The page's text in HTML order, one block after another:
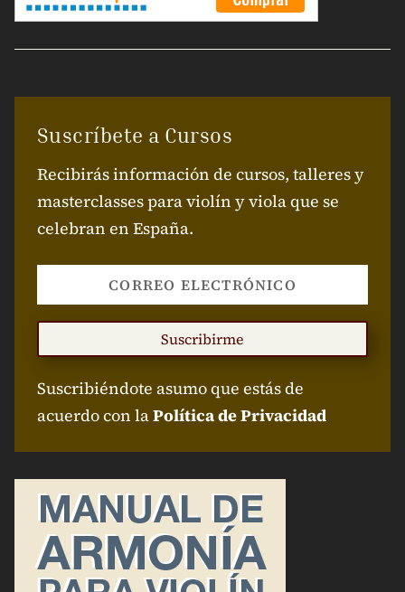
Suscríbete a Cursos
Recibirás información de cursos, talleres y
masterclasses para violín y viola que se
celebran en España.
Suscribirme
Suscribiéndote asumo que estás de
acuerdo con laPolítica de Privacidad